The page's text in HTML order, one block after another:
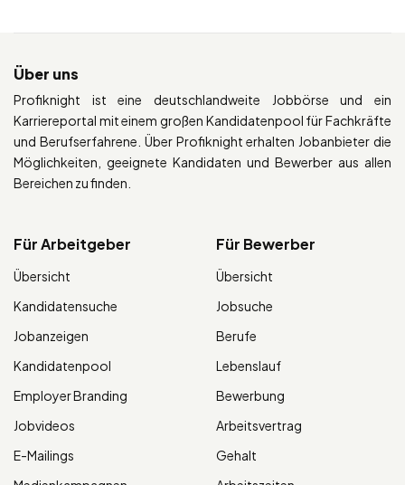
Über uns
Profiknight ist eine deutschlandweite Jobbörse und ein
Karriereportal mit einem großen Kandidatenpool für Fachkräfte
und Berufserfahrene. Über Profiknight erhalten Jobanbieter die
Möglichkeiten, geeignete Kandidaten und Bewerber aus allen
Bereichen zu finden.
Für Arbeitgeber
Übersicht
Kandidatensuche
Jobanzeigen
Kandidatenpool
Employer Branding
Jobvideos
E-Mailings
Für Bewerber
Übersicht
Jobsuche
Berufe
Lebenslauf
Bewerbung
Arbeitsvertrag
Gehalt